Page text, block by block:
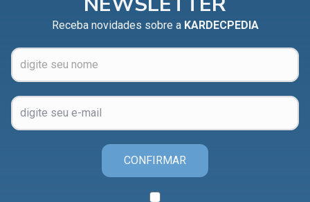
Receba novidades sobre a KARDECPEDIA
CONFIRMAR